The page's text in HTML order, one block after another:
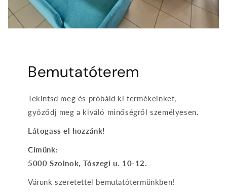
Bemutatóterem
Tekintsd meg és próbáld ki termékeinket,
győződj meg a kiváló minőségről személyesen.
Látogass el hozzánk!
Címünk:
5000 Szolnok, Tószegi u. 10-12.
Várunk szeretettel bemutatótermünkben!